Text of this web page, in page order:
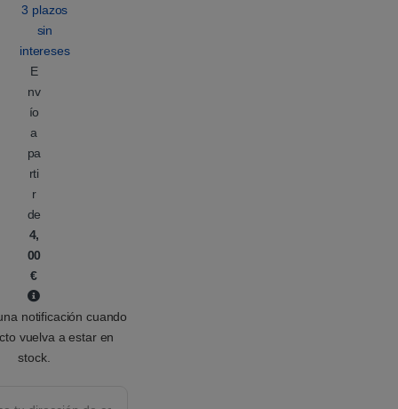
t
u
c
3 plazos
sin
intereses
E
nv
ío
a
pa
rti
r
de
4,
00
€
notificación cuando
vuelva a estar en
stock.